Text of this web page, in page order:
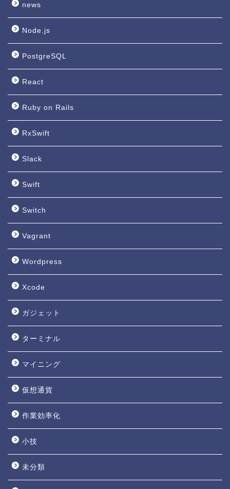
news
Node.js
PostgreSQL
React
Ruby on Rails
RxSwift
Slack
Swift
Switch
Vagrant
Wordpress
Xcode
ガジェット
ターミナル
マイニング
仮想通貨
作業効率化
小技
未分類